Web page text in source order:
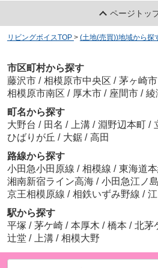
ページトッ
リビングボイスTOP > (土地(売買))地域から探
市区町村から探す
藤沢市 / 相模原市中央区 / 茅ヶ崎市
相模原市南区 / 厚木市 / 座間市 / 綾
町名から探す
大野台 / 田名 / 上溝 / 淵野辺本町 /
ひばりが丘 / 大鋸 / 高田
路線から探す
小田急小田原線 / 相模線 / 東海道
湘南新宿ライン高海 / 小田急江ノ
京王相模原線 / 相鉄いずみ野線 /
駅から探す
平塚 / 茅ケ崎 / 本厚木 / 橋本 / 北茅
辻堂 / 上溝 / 相模大野